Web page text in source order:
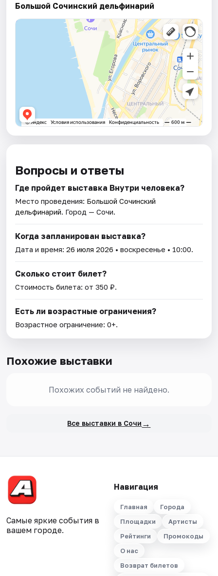
Большой Сочинский дельфинарий
Вопросы и ответы
Где пройдет выставка Внутри человека?
Место проведения: Большой Сочинский
дельфинарий. Город — Сочи.
Когда запланирован выставка?
Дата и время:26 июля 2026 • воскресенье • 10:00.
Сколько стоит билет?
Стоимость билета: от 350 ₽.
Есть ли возрастные ограничения?
Возрастное ограничение: 0+.
Похожие выставки
Похожих событий не найдено.
Все выставки в Сочи →
Самые яркие события в
вашем городе.
Навигация
Главная
Города
Площадки
Артисты
Рейтинги
Промокоды
О нас
Возврат билетов